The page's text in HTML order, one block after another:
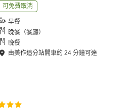
可免費取消
早餐
晚餐（餐廳）
晚餐
由美作追分站開車約24 分鐘可達